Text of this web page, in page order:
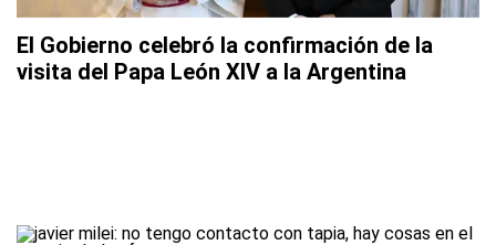
El Gobierno celebró la confirmación de la
visita del Papa León XIV a la Argentina